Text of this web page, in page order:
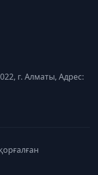
г. Алматы, Адрес: